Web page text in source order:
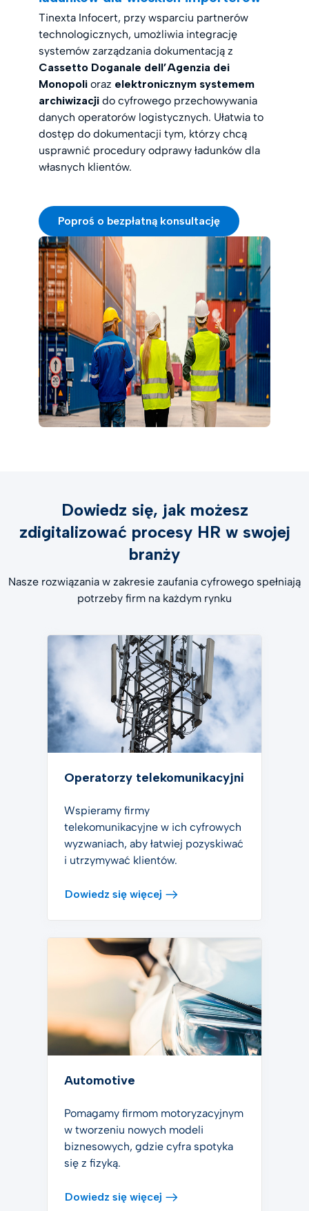
Tinexta Infocert, przy wsparciu partnerów
technologicznych, umożliwia integrację
systemów zarządzania dokumentacją z
Cassetto Doganale dell’Agenzia dei
Monopoli oraz elektronicznym systemem
archiwizacji do cyfrowego przechowywania
danych operatorów logistycznych. Ułatwia to
dostęp do dokumentacji tym, którzy chcą
usprawnić procedury odprawy ładunków dla
własnych klientów.
Poproś o bezpłatną konsultację
Dowiedz się, jak możesz
zdigitalizować procesy HR w swojej
branży
Nasze rozwiązania w zakresie zaufania cyfrowego spełniają
potrzeby firm na każdym rynku
Operatorzy telekomunikacyjni
Wspieramy firmy
telekomunikacyjne w ich cyfrowych
wyzwaniach, aby łatwiej pozyskiwać
i utrzymywać klientów.
Dowiedz się więcej
Automotive
Pomagamy firmom motoryzacyjnym
w tworzeniu nowych modeli
biznesowych, gdzie cyfra spotyka
się z fizyką.
Dowiedz się więcej